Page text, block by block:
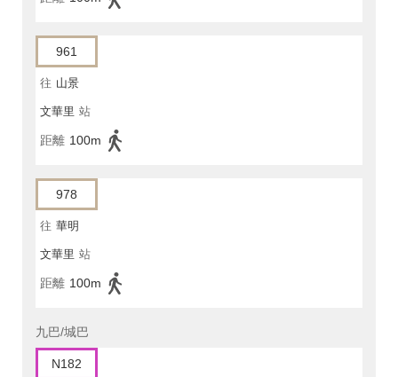
961
往 山景
文華里 站
距離 100m
978
往 華明
文華里 站
距離 100m
九巴/城巴
N182